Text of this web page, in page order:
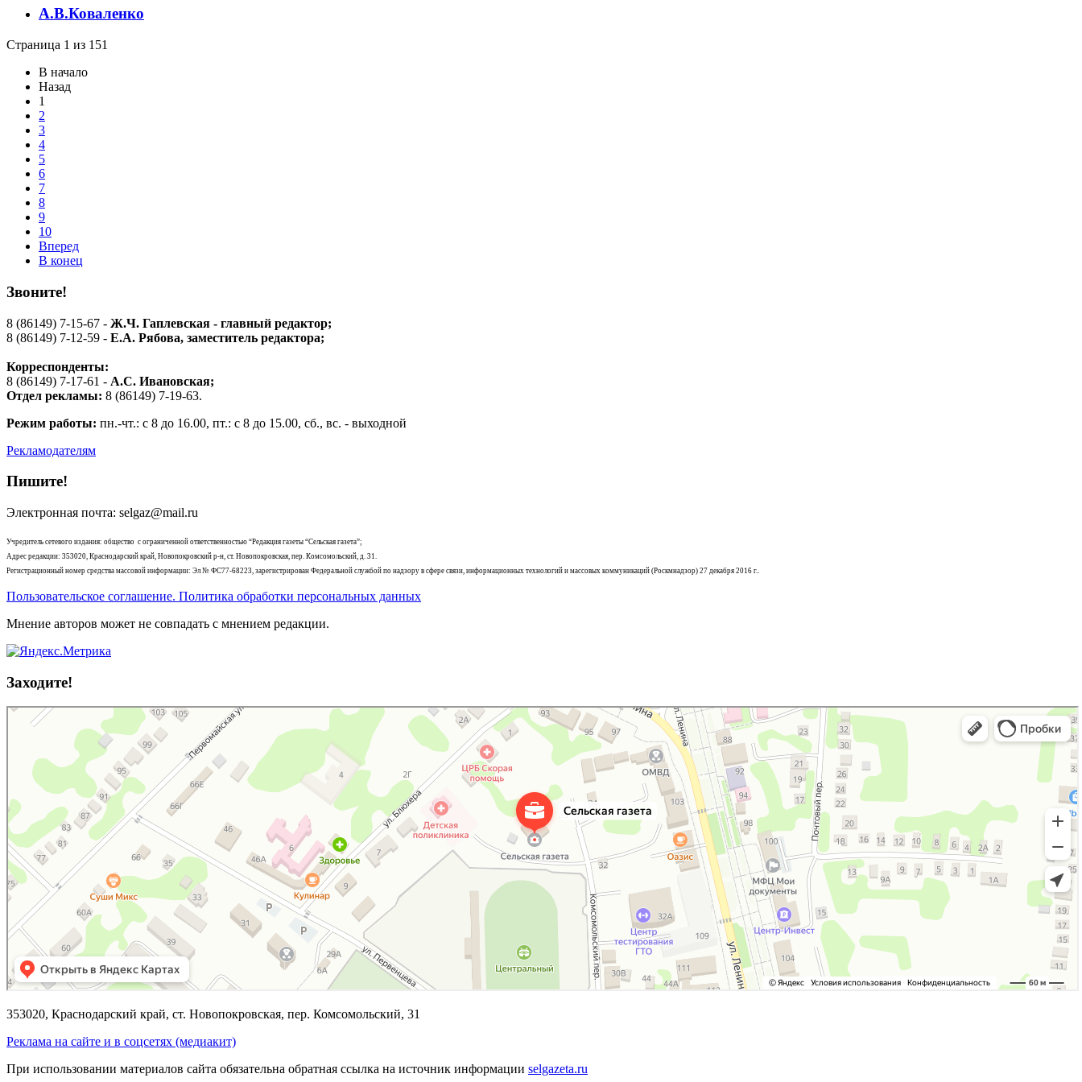
А.В.Коваленко
Страница 1 из 151
В начало
Назад
1
2
3
4
5
6
7
8
9
10
Вперед
В конец
Звоните!
8 (86149) 7-15-67 - Ж.Ч. Гаплевская - главный редактор;
8 (86149) 7-12-59 - Е.А. Рябова, заместитель редактора;
Корреспонденты:
8 (86149) 7-17-61 - А.С. Ивановская;
Отдел рекламы: 8 (86149) 7-19-63.
Режим работы: пн.-чт.: с 8 до 16.00, пт.: с 8 до 15.00, сб., вс. - выходной
Рекламодателям
Пишите!
Электронная почта: selgaz@mail.ru
Учредитель сетевого издания: общество с ограниченной ответственностью “Редакция газеты “Сельская газета”;
Адрес редакции: 353020, Краснодарский край, Новопокровский р-н, ст. Новопокровская, пер. Комсомольский, д. 31.
Регистрационный номер средства массовой информации: Эл № ФС77-68223, зарегистрирован Федеральной службой по надзору в сфере связи, информационных технологий и массовых коммуникаций (Роскмнадзор) 27 декабря 2016 г..
Пользовательское соглашение. Политика обработки персональных данных
Мнение авторов может не совпадать с мнением редакции.
Заходите!
353020, Краснодарский край, ст. Новопокровская, пер. Комсомольский, 31
Реклама на сайте и в соцсетях (медиакит)
При использовании материалов сайта обязательна обратная ссылка на источник информации selgazeta.ru